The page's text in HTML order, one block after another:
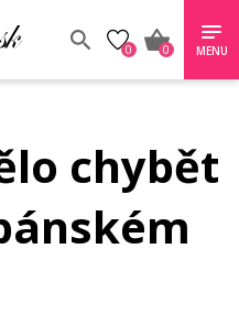
0 0 MENU
chybět